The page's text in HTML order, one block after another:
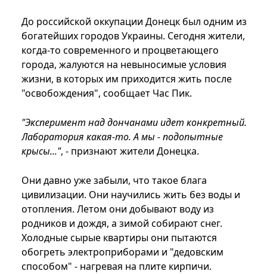
До российской оккупации Донецк был одним из
богатейших городов Украины. Сегодня жители,
когда-то современного и процветающего
города, жалуются на невыносимые условия
жизни, в которых им приходится жить после
"освобождения", сообщает Час Пик.
"Эксперимент над дончанами идет конкретный.
Лаборатория какая-то. А мы - подопытные
крысы...", - признают жители Донецка.
Они давно уже забыли, что такое блага
цивилизации. Они научились жить без воды и
отопления. Летом они добывают воду из
родников и дождя, а зимой собирают снег.
Холодные сырые квартиры они пытаются
обогреть электроприборами и "дедовским
способом" - нагревая на плите кирпичи.